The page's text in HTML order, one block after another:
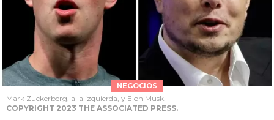
NEGOCIOS
Mark Zuckerberg, a la izquierda, y Elon Musk.
COPYRIGHT 2023 THE ASSOCIATED PRESS.